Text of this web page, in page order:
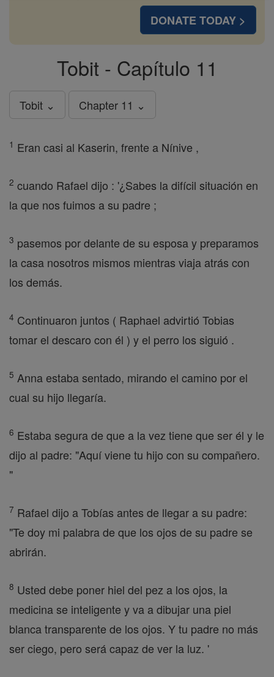
DONATE TODAY >
Tobit - Capítulo 11
Tobit ⌄ Chapter 11 ⌄
1 Eran casi al Kaserin, frente a Nínive ,
2 cuando Rafael dijo : '¿Sabes la difícil situación en
la que nos fuimos a su padre ;
3 pasemos por delante de su esposa y preparamos
la casa nosotros mismos mientras viaja atrás con
los demás.
4 Continuaron juntos ( Raphael advirtió Tobias
tomar el descaro con él ) y el perro los siguió .
5 Anna estaba sentado, mirando el camino por el
cual su hijo llegaría.
6 Estaba segura de que a la vez tiene que ser él y le
dijo al padre: "Aquí viene tu hijo con su compañero.
"
7 Rafael dijo a Tobías antes de llegar a su padre:
"Te doy mi palabra de que los ojos de su padre se
abrirán.
8 Usted debe poner hiel del pez a los ojos, la
medicina se inteligente y va a dibujar una piel
blanca transparente de los ojos. Y tu padre no más
ser ciego, pero será capaz de ver la luz. '